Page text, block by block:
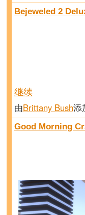
Bejeweled 2
继续
由Brittany Bush添
Good Morning